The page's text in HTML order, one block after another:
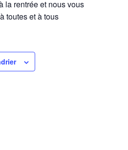
la rentrée et nous vous
toutes et à tous